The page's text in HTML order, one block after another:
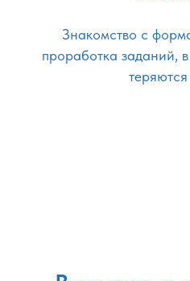
Знакомство с
проработка заданий,